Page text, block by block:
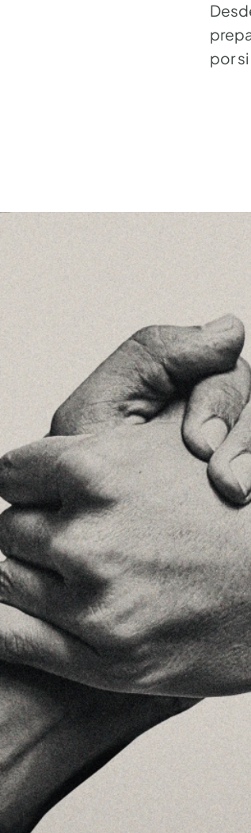
por